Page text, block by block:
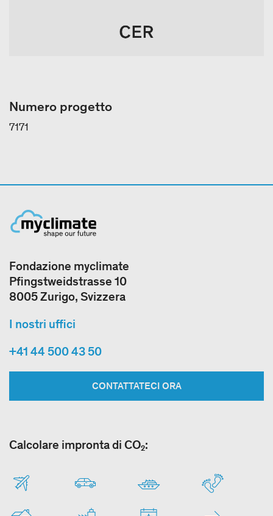
Numero progetto
7171
Fondazione myclimate
Pfingstweidstrasse 10
8005 Zurigo, Svizzera
I nostri uffici
+41 44 500 43 50
CONTATTATECI ORA
Calcolare impronta di CO₂: